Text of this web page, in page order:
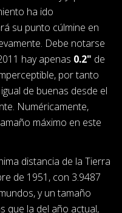
ha ido
su punto cúlmine en
Debe notarse
hay apenas 0.2" de
por tanto
de buenas desde el
Numéricamente,
máximo en este
distancia de la Tierra
de 1951, con 3.9487
y un tamaño
que la del año actual,